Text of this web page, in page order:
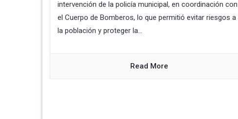
intervención de la policía municipal, en coordinación con
el Cuerpo de Bomberos, lo que permitió evitar riesgos a
la población y proteger la...
Read More